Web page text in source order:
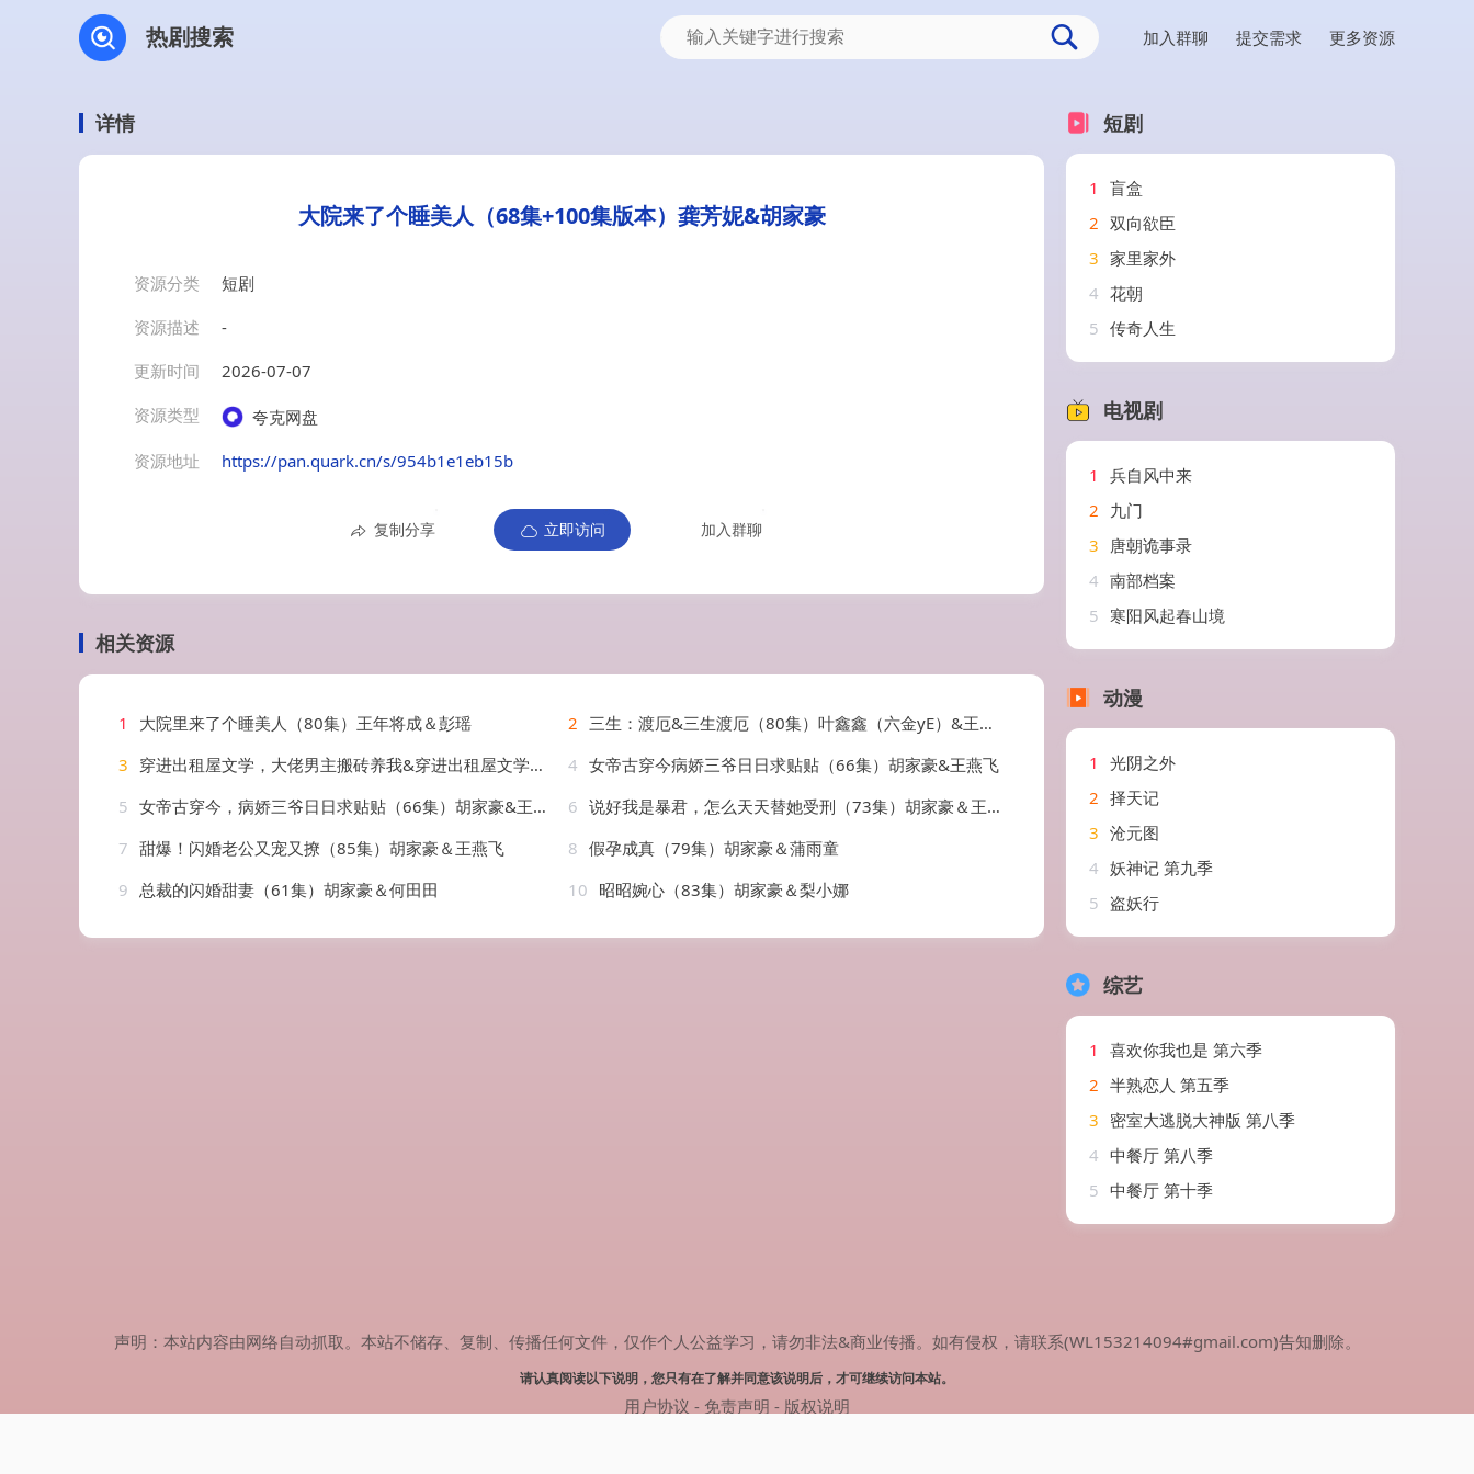
热剧搜索 加入群聊 提交需求 更多资源
详情
大院来了个睡美人（68集+100集版本）龚芳妮&胡家豪
资源分类
短剧
资源描述
-
更新时间
2026-07-07
资源类型
夸克网盘
资源地址
https://pan.quark.cn/s/954b1e1eb15b
复制分享 立即访问 加入群聊
相关资源
1 大院里来了个睡美人（80集）王年将成＆彭瑶 2 三生：渡厄&三生渡厄（80集）叶鑫鑫（六金yE）&王凯沐&胡家豪&卢奂瑜
3 穿进出租屋文学，大佬男主搬砖养我&穿进出租屋文学大佬男主搬砖养我（70集）胡家豪&吴易霏（1080P） 4 女帝古穿今病娇三爷日日求贴贴（66集）胡家豪&王燕飞
5 女帝古穿今，病娇三爷日日求贴贴（66集）胡家豪&王燕飞 6 说好我是暴君，怎么天天替她受刑（73集）胡家豪＆王燕飞
7 甜爆！闪婚老公又宠又撩（85集）胡家豪＆王燕飞 8 假孕成真（79集）胡家豪＆蒲雨童
9 总裁的闪婚甜妻（61集）胡家豪＆何田田 10 昭昭婉心（83集）胡家豪＆梨小娜
短剧
1
盲盒
2 双向欲臣
3 家里家外
4 花朝
5 传奇人生
电视剧
1
兵自风中来
2 九门
3 唐朝诡事录
4 南部档案
5 寒阳风起春山境
动漫
1
光阴之外
2 择天记
3 沧元图
4 妖神记 第九季
5 盗妖行
综艺
1
喜欢你我也是 第六季
2 半熟恋人 第五季
3 密室大逃脱大神版 第八季
4 中餐厅 第八季
5 中餐厅 第十季
声明：本站内容由网络自动抓取。本站不储存、复制、传播任何文件，仅作个人公益学习，请勿非法&商业传播。如有侵权，请联系(WL153214094#gmail.com)告知删除。
请认真阅读以下说明，您只有在了解并同意该说明后，才可继续访问本站。
用户协议 - 免责声明 - 版权说明